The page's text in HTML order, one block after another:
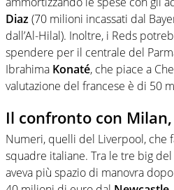
Diaz(70 milioni incassati dal
dall’Al-Hilal). Inoltre, i Reds
spendere per il centrale del
Ibrahima Konaté, che piace a
valutazione del francese è di 50
Il confronto con
Numeri, quelli del Liverpool, che
squadre italiane. Tra le tre big
aveva più spazio di manovra